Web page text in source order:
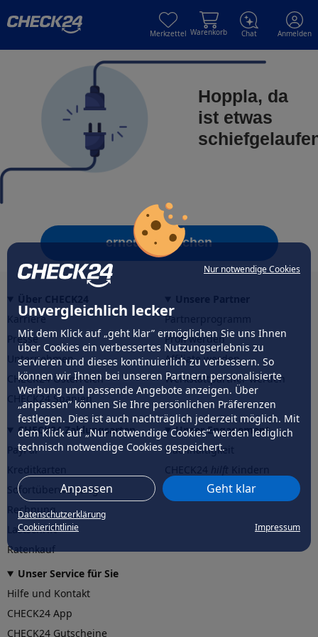
Nur notwendige Cookies
Unvergleichlich lecker
Mit dem Klick auf „geht klar” ermöglichen Sie uns Ihnen
über Cookies ein verbessertes Nutzungserlebnis zu
servieren und dieses kontinuierlich zu verbessern. So
können wir Ihnen bei unseren Partnern personalisierte
Werbung und passende Angebote anzeigen. Über
„anpassen” können Sie Ihre persönlichen Präferenzen
festlegen. Dies ist auch nachträglich jederzeit möglich. Mit
dem Klick auf „Nur notwendige Cookies” werden lediglich
technisch notwendige Cookies gespeichert.
Anpassen Geht klar
Datenschutzerklärung
Cookierichtlinie
Impressum
Merkzettel Warenkorb Chat Anmelden
Hoppla, da
ist etwas
erneut versuchen
Karriere
Presse
Unternehmen
CHECK24 Österreich
CHECK24 Spanien
Partnerprogramm
Profi werden
Affiliate werden
Werkstattpartner werden
CHECK24 Zahlungsarten
PayPal
Sofortüberweisung
Rechnung
Lastschrift
Ratenkauf
Unser Engagement
Nachhaltigkeit
CHECK24hilftder Natur
Unser Service für Sie
Hilfe und Kontakt
CHECK24 App
CHECK24 Gutscheine